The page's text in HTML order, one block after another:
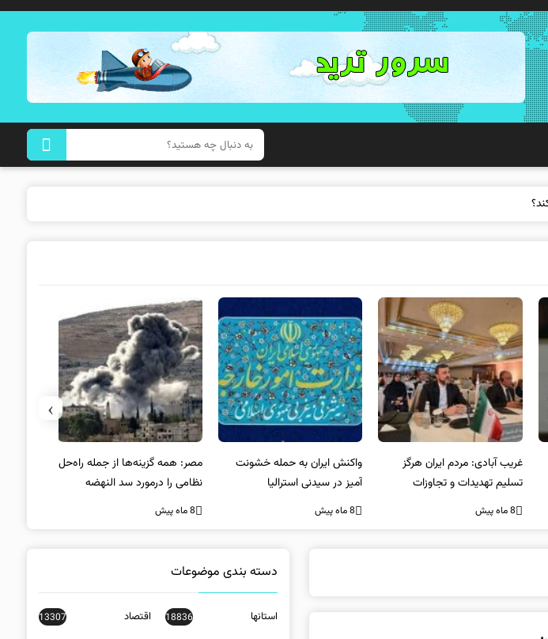
غریب آبادی: مردم ایران هرگز
تسلیم تهدیدات و تجاوزات
نخواهند شد و متحد و منسجم
8 ماه پیش
واکنش ایران به حمله خشونت
آمیز در سیدنی استرالیا
8 ماه پیش
مصر: همه گزینه‌ها از جمله راه‌حل
نظامی را درمورد سد النهضه
بررسی می‌کنیم
8 ماه پیش
›
دسته بندی موضوعات
استانها 18836 اقتصاد 13307